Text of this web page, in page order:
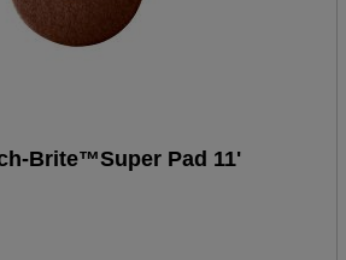
Brite™Super Pad 11'